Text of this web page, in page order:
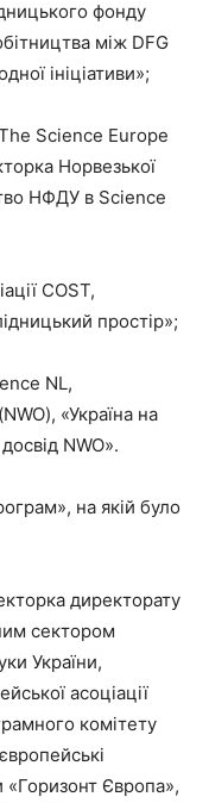
фонду
між DFG
ініціативи»;
Science Europe
Норвезької
НФДУ в Science
COST,
простір»;
NL,
«Україна на
NWO».
на якій було
директорату
сектором
України,
асоціації
комітету
«Горизонт Європа»,